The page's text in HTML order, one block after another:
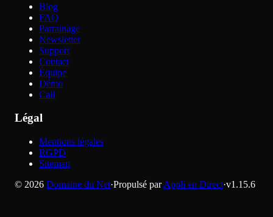
Blog
FAQ
Parrainage
Newsletter
Support
Contact
Équipe
Démo
Call
Légal
Mentions légales
RGPD
Sitemap
© 2026 Domaine du Net·Propulsé par Appli en Direct·v1.15.6